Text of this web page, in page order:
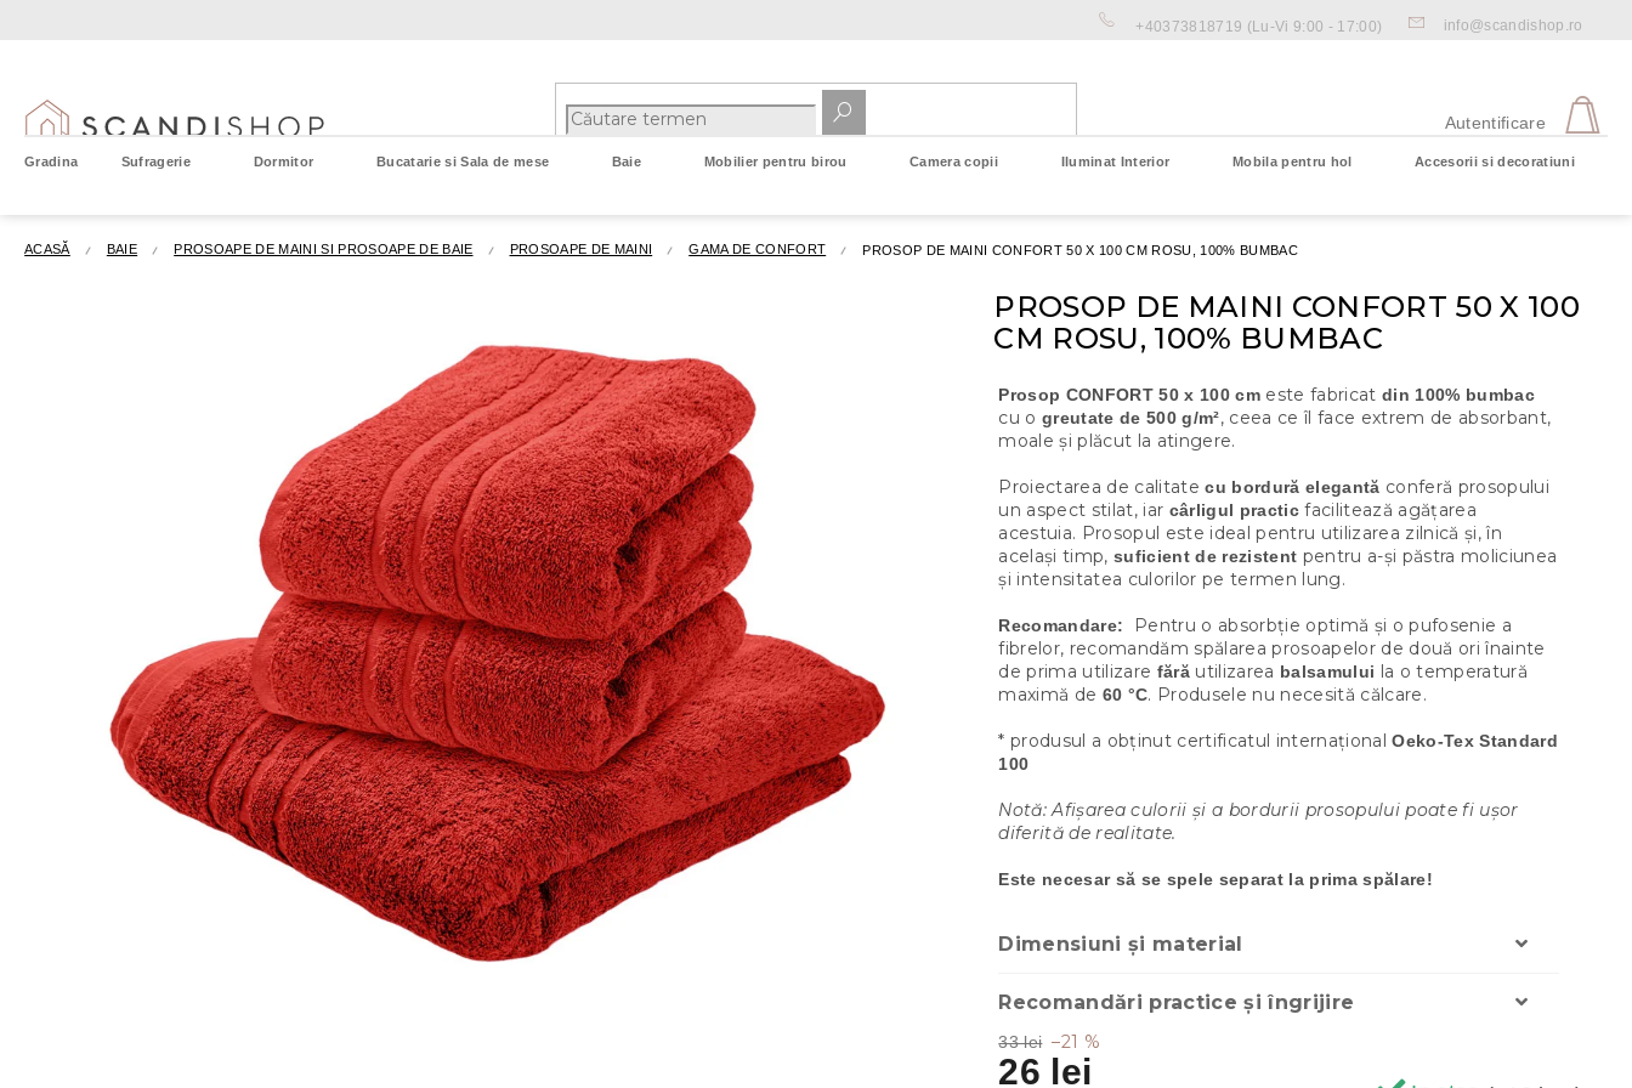
+40373818719 (Lu-Vi 9:00 - 17:00) info@scandishop.ro
Autentificare
Gradina Sufragerie Dormitor Bucatarie si Sala de mese Baie Mobilier pentru birou Camera copii Iluminat Interior Mobila pentru hol Accesorii si decoratiuni
ACASĂ BAIE PROSOAPE DE MAINI SI PROSOAPE DE BAIE PROSOAPE DE MAINI GAMA DE CONFORT PROSOP DE MAINI CONFORT 50 X 100 CM ROSU, 100% BUMBAC
PROSOP DE MAINI CONFORT 50 X 100
CM ROSU, 100% BUMBAC
33 lei –21 %
26 lei
Prosop CONFORT 50 x 100 cm este fabricatdin 100% bumbac
cu ogreutate de 500 g/m², ceea ce îl face extrem de absorbant,
moale și plăcut la atingere.
Proiectarea de calitatecu bordură elegantă conferă prosopului
un aspect stilat, iar cârligul practic facilitează agățarea
acestuia. Prosopul este ideal pentru utilizarea zilnică și, în
același timp,suficient de rezistent pentru a-și păstra moliciunea
și intensitatea culorilor pe termen lung.
Recomandare:
Pentru o absorbție optimă și o pufosenie a
fibrelor, recomandăm spălarea prosoapelor de două ori înainte
de prima utilizare fără utilizarea balsamului la o temperatură
maximă de 60 °C. Produsele nu necesită călcare.
* produsul a obținut certificatul internaționalOeko-Tex Standard
100
Notă: Afișarea culorii și a bordurii prosopului poate fi ușor
diferită de realitate.
Este necesar să se spele separat la prima spălare!
Dimensiuni și material
Recomandări practice și îngrijire